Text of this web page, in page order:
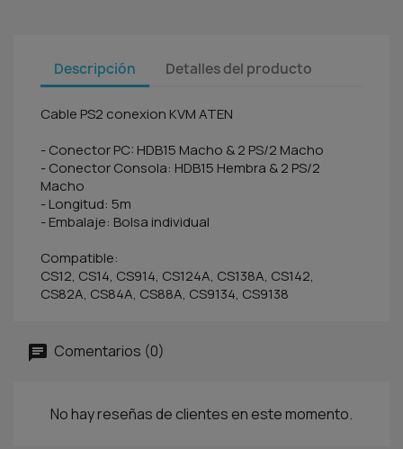
Descripción Detalles del producto
Cable PS2 conexion KVM ATEN
- Conector PC: HDB15 Macho & 2 PS/2 Macho
- Conector Consola: HDB15 Hembra & 2 PS/2
Macho
- Longitud: 5m
- Embalaje: Bolsa individual
Compatible:
CS12, CS14, CS914, CS124A, CS138A, CS142,
CS82A, CS84A, CS88A, CS9134, CS9138
Comentarios (0)
No hay reseñas de clientes en este momento.